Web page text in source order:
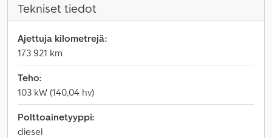
Tekniset tiedot
Ajettuja kilometrejä:
173 921 km
Teho:
103 kW (140,04 hv)
Polttoainetyyppi:
diesel